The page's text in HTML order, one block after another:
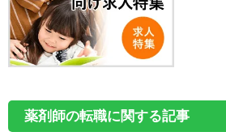
薬剤師の転職に関する記事